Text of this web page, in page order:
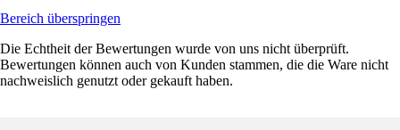
Bereich überspringen
Die Echtheit der Bewertungen wurde von uns nicht überprüft.
Bewertungen können auch von Kunden stammen, die die Ware nicht
nachweislich genutzt oder gekauft haben.